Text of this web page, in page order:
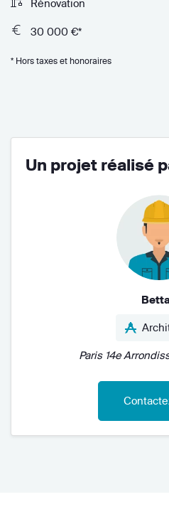
Rénovation
30 000 €*
* Hors taxes et honoraires
Un projet réalisé
Paris 14e